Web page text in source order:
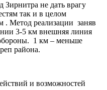
Зирнитра не дать врагу
так и в целом
. Метод реализации заняв
3-5 км внешняя линия
1 км – меньше
укреп района.
и возможностей